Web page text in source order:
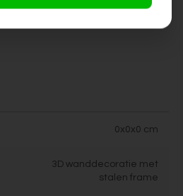
0x0x0 cm
3D wanddecoratie met
stalen frame